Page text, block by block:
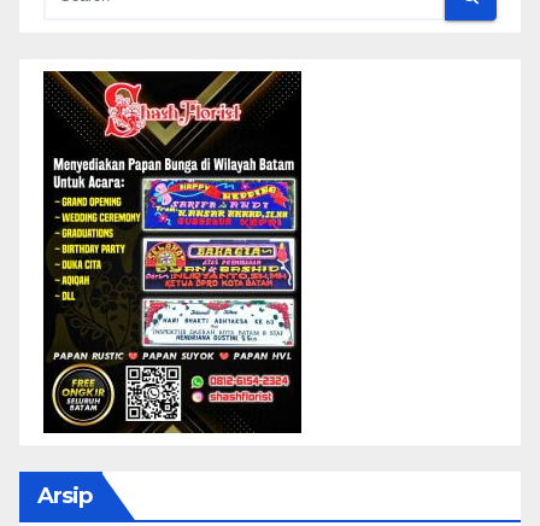
Arsip